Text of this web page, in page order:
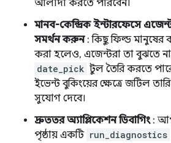
আলাদা করতে পারবেন।
মানব-কেন্দ্রিক ইন্টারফেসে
সমর্থন করুন: কিছু ফিল্ড মানুষের
করা হলেও, এজেন্টরা তা বুঝতে
date_pick টুল তৈরি করতে
ইভেন্ট বুকিংয়ের ক্ষেত্রে জটিল
সুযোগ দেবে।
দ্রুততর অ্যাপ্লিকেশন ডিবাগিং:
পৃষ্ঠায় একটি run_diagnostics